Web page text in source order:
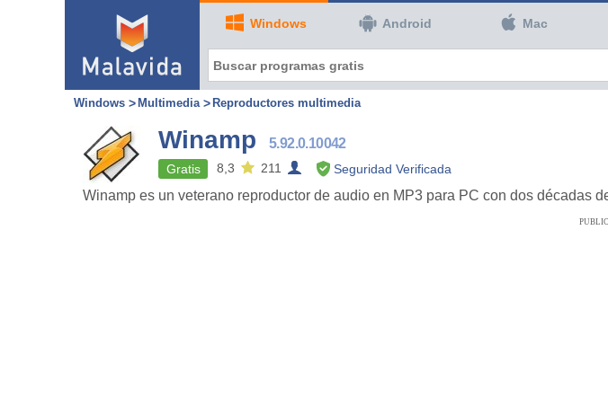
Windows Android Mac
Windows Multimedia Reproductores multimedia
Winamp 5.92.0.10042
Gratis 8,3 211 Seguridad Verificada
Winamp es un veterano reproductor de audio en MP3 para PC con dos